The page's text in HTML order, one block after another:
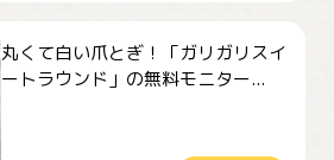
丸くて白い爪とぎ！「ガリガリスイ
ートラウンド」の無料モニター...